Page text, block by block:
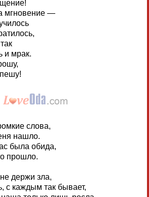
мгновение —
и мрак.
слова,
нашло.
была обида,
прошло.
держи зла,
с каждым так бывает,